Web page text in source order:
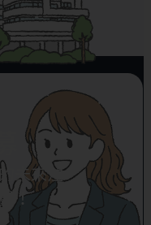
未來注
！